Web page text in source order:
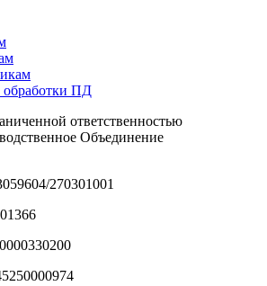
обработки ПД
ответственностью
Объединение
270301001